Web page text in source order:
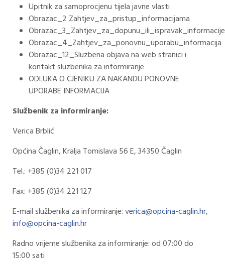
Upitnik za samoprocjenu tijela javne vlasti
Obrazac_2 Zahtjev_za_pristup_informacijama
Obrazac_3_Zahtjev_za_dopunu_ili_ispravak_informacije
Obrazac_4_Zahtjev_za_ponovnu_uporabu_informacija
Obrazac_12_Sluzbena objava na web stranici i
kontakt sluzbenika za informiranje
ODLUKA O CJENIKU ZA NAKANDU PONOVNE
UPORABE INFORMACIJA
Službenik za informiranje:
Verica Brblić
Općina Čaglin, Kralja Tomislava 56 E, 34350 Čaglin
Tel.: +385 (0)34 221 017
Fax: +385 (0)34 221 127
E-mail službenika za informiranje:verica@opcina-caglin.hr,
info@opcina-caglin.hr
Radno vrijeme službenika za informiranje: od 07:00 do
15:00 sati